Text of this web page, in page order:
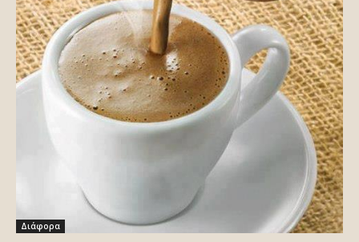
Διάφορα